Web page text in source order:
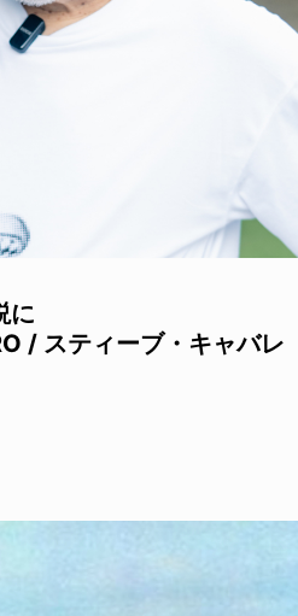
に
/ スティーブ・キャバレ